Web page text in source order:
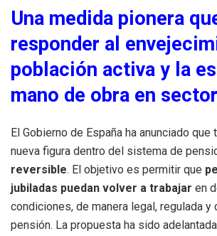
Una medida pionera
responder al
población activa y la
mano de obra en
El Gobierno de España ha anunciado que
nueva figura dentro del sistema de
reversible. El objetivo es permitir que
jubiladas puedan volver a trabajar en
condiciones, de manera legal, regulada
pensión. La propuesta ha sido